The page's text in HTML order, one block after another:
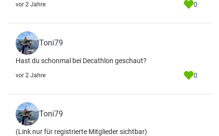
vor 2 Jahre 0
Toni79
Hast du schonmal bei Decathlon geschaut?
vor 2 Jahre 0
Toni79
(Link nur für registrierte Mitglieder sichtbar)